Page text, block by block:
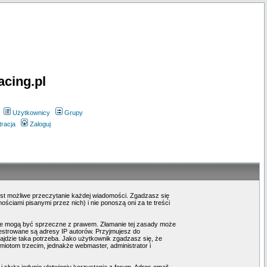
Użytkownicy
Grupy
Zaloguj
możliwe przeczytanie każdej wiadomości. Zgadzasz się
pisanymi przez nich) i nie ponoszą oni za te treści
być sprzeczne z prawem. Złamanie tej zasady może
są adresy IP autorów. Przyjmujesz do
taka potrzeba. Jako użytkownik zgadzasz się, że
trzecim, jednakże webmaster, administrator i